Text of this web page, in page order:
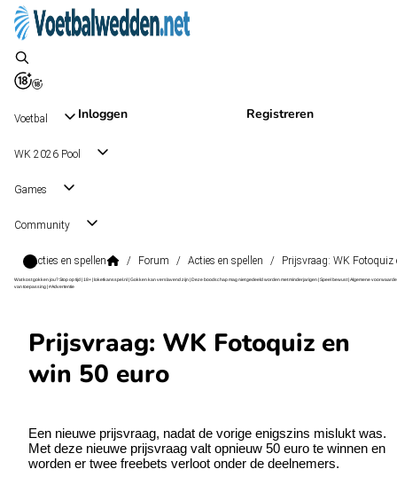
Inloggen Registreren
Voetbal
WK 2026 Pool
Games
Community
Acties en spellen / Forum / Acties en spellen / Prijsvraag: WK Fotoquiz
Wat kost gokken jou? Stop op tijd | 18+ | loketkansspel.nl | Gokken kan verslavend zijn | Deze boodschap mag niet gedeeld worden met minderjarigen | Speel bewust | Algemene
van toepassing | #Advertentie
Prijsvraag: WK Fotoquiz en
win 50 euro
Een nieuwe prijsvraag, nadat de vorige enigszins mislukt was.
Met deze nieuwe prijsvraag valt opnieuw 50 euro te winnen en
worden er twee freebets verloot onder de deelnemers.